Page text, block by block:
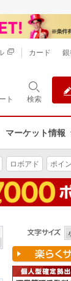
ト 検索
マーケット情報
カード
ロボアド ポイ